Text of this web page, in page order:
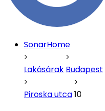
SonarHome
Lakásárak Budapest
Piroska utca10